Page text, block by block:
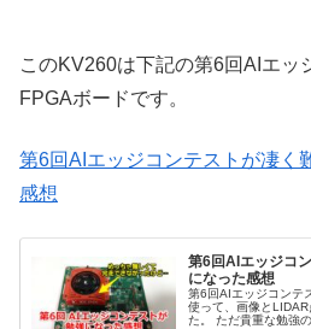
このKV260は下記の第6回AIエッ
FPGAボードです。
第6回AIエッジコンテストが凄く
感想
第6回AIエッジコ
になった感想
第6回AIエッジコンテ
使って、画像と
た。 ただ貴重な勉強